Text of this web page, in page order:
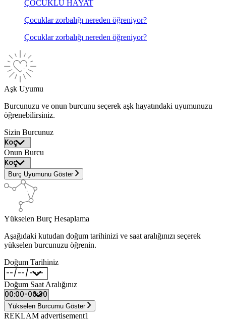
ÇOCUKLU HAYAT
Çocuklar zorbalığı nereden öğreniyor?
Çocuklar zorbalığı nereden öğreniyor?
Aşk Uyumu
Burcunuzu ve onun burcunu seçerek aşk hayatındaki uyumunuzu
öğrenebilirsiniz.
Sizin Burcunuz
Onun Burcu
Burç Uyumunu Göster
Yükselen Burç Hesaplama
Aşağıdaki kutudan doğum tarihinizi ve saat aralığınızı seçerek
yükselen burcunuzu öğrenin.
Doğum Tarihiniz
Doğum Saat Aralığınız
Yükselen Burcumu Göster
REKLAM advertisement1